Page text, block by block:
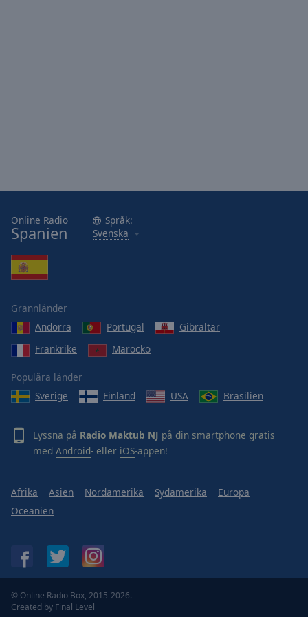
Font
Family
Done
Close
dialog
Online Radio
Spanien
Språk:
Svenska
Grannländer
Andorra
Portugal
Gibraltar
Frankrike
Marocko
Populära länder
Sverige
Finland USA Brasilien
Lyssna på Radio Maktub NJ på din smartphone gratis
med Android- eller iOS-appen!
Afrika Asien Nordamerika Sydamerika
Europa
Oceanien
© Online Radio Box, 2015-2026.
Created by Final Level